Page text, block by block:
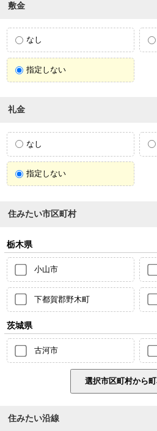
敷金
なし
指定しない
礼金
なし
指定しない
住みたい市区町村
栃木県
小山市
下都賀郡野木町
茨城県
古河市
住みたい沿線